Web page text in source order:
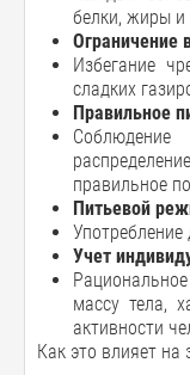
белки, жиры и
Ограничение
Избегание
сладких
Правильное
правильное
Питьевой
Употребление
Учет
массу тела,
активности
Как это влияет на